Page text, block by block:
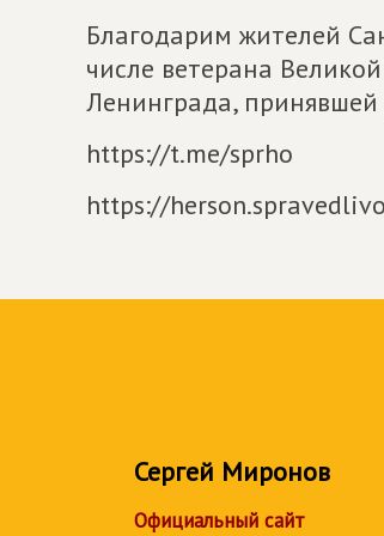
Благодарим жителей
числе ветерана
Ленинграда,
https://t.me/sprho
https://
Сергей Миронов
Официальный сайт